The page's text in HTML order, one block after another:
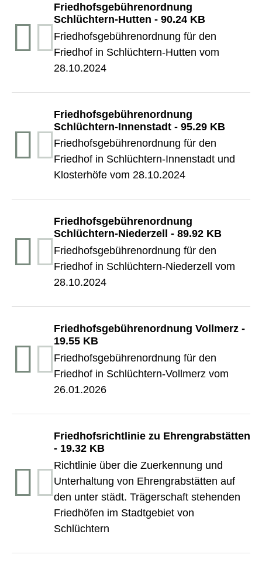
Friedhofsgebührenordnung
Schlüchtern-Hutten - 90.24 KB
Friedhofsgebührenordnung für den
Friedhof in Schlüchtern-Hutten vom
28.10.2024
Friedhofsgebührenordnung
Schlüchtern-Innenstadt - 95.29 KB
Friedhofsgebührenordnung für den
Friedhof in Schlüchtern-Innenstadt und
Klosterhöfe vom 28.10.2024
Friedhofsgebührenordnung
Schlüchtern-Niederzell - 89.92 KB
Friedhofsgebührenordnung für den
Friedhof in Schlüchtern-Niederzell vom
28.10.2024
Friedhofsgebührenordnung Vollmerz -
19.55 KB
Friedhofsgebührenordnung für den
Friedhof in Schlüchtern-Vollmerz vom
26.01.2026
Friedhofsrichtlinie zu Ehrengrabstätten
- 19.32 KB
Richtlinie über die Zuerkennung und
Unterhaltung von Ehrengrabstätten auf
den unter städt. Trägerschaft stehenden
Friedhöfen im Stadtgebiet von
Schlüchtern